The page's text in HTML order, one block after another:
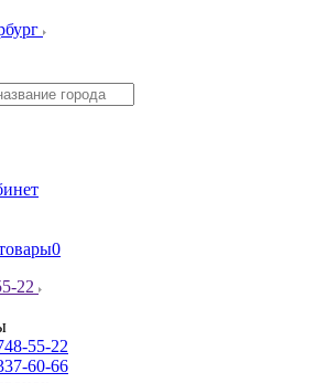
0
22
55-22
60-66